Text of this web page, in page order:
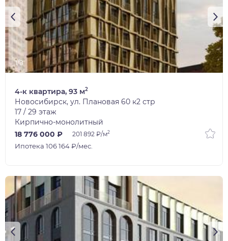
1/8
4-к квартира, 93 м2
Новосибирск, ул. Плановая 60 к2 стр
17 / 29 этаж
Кирпично-монолитный
18 776 000 ₽
201 892 ₽/м2
Ипотека 106 164 ₽/мес.